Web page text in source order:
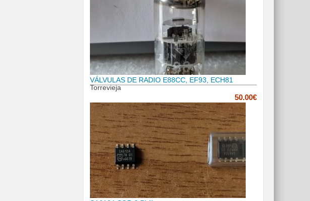
VÁLVULAS DE RADIO E88CC, EF93, ECH81
Torrevieja
50.00€